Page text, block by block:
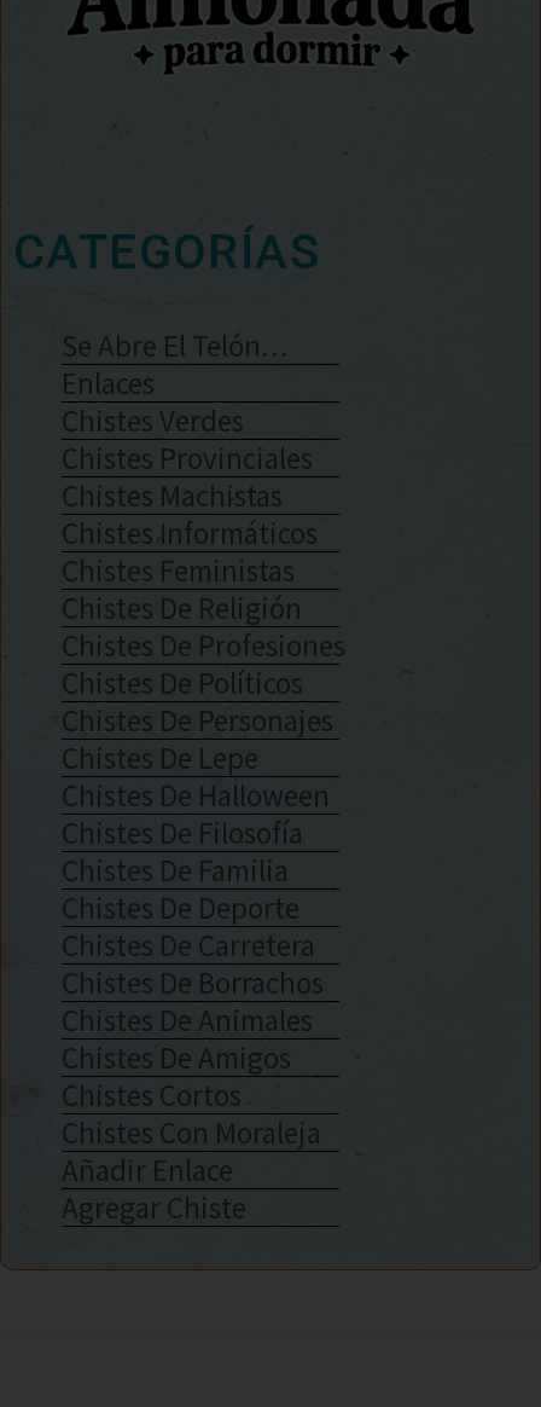
CATEGORÍAS
Se Abre El Telón…
Enlaces
Chistes Verdes
Chistes Provinciales
Chistes Machistas
Chistes Informáticos
Chistes Feministas
Chistes De Religión
Chistes De Profesiones
Chistes De Políticos
Chistes De Personajes
Chistes De Lepe
Chistes De Halloween
Chistes De Filosofía
Chistes De Familia
Chistes De Deporte
Chistes De Carretera
Chistes De Borrachos
Chistes De Animales
Chistes De Amigos
Chistes Cortos
Chistes Con Moraleja
Añadir Enlace
Agregar Chiste